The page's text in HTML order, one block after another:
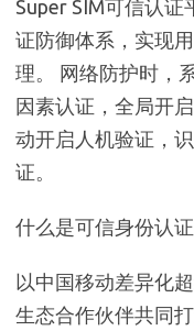
Super SIM可信认证
证防御体系，实现
理。 网络防护时，
因素认证，全局开
动开启人机验证，
证。
什么是可信身份认
以中国移动差异化
生态合作伙伴共同